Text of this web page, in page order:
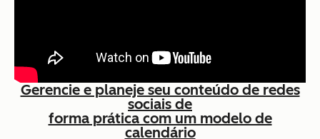
Gerencie e planeje seu conteúdo de redes
sociais de
forma prática com um modelo de
calendário